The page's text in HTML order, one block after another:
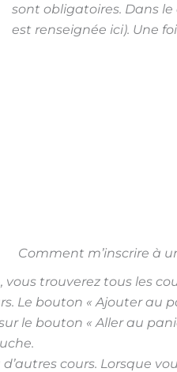
sont obligatoires. Dans le
est renseignée ici). Une
Comment m’inscrire à
trouverez tous les
Le bouton « Ajouter au
le bouton « Aller au
cours. Lorsque